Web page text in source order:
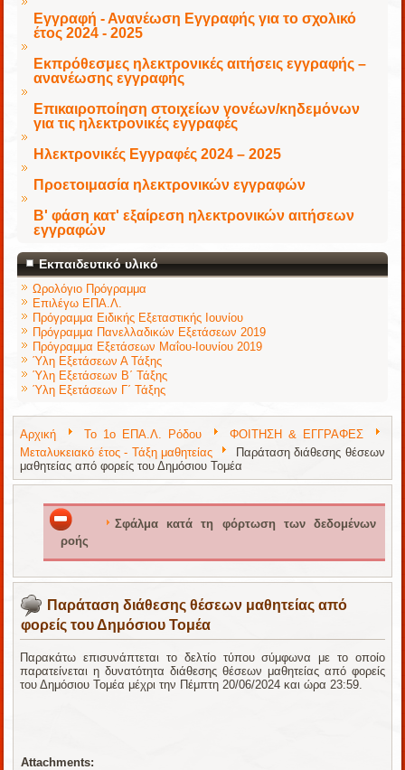
Εγγραφή - Ανανέωση Εγγραφής για το σχολικό
έτος 2024 - 2025
Εκπρόθεσμες ηλεκτρονικές αιτήσεις εγγραφής –
ανανέωσης εγγραφής
Επικαιροποίηση στοιχείων γονέων/κηδεμόνων
για τις ηλεκτρονικές εγγραφές
Ηλεκτρονικές Εγγραφές 2024 – 2025
Προετοιμασία ηλεκτρονικών εγγραφών
Β' φάση κατ' εξαίρεση ηλεκτρονικών αιτήσεων
εγγραφών
Εκπαιδευτικό υλικό
Ωρολόγιο Πρόγραμμα
Επιλέγω ΕΠΑ.Λ.
Πρόγραμμα Ειδικής Εξεταστικής Ιουνίου
Πρόγραμμα Πανελλαδικών Εξετάσεων 2019
Πρόγραμμα Εξετάσεων Μαΐου-Ιουνίου 2019
Ύλη Εξετάσεων Α Τάξης
Ύλη Εξετάσεων Β΄ Τάξης
Ύλη Εξετάσεων Γ΄ Τάξης
Αρχική Το 1ο ΕΠΑ.Λ. Ρόδου
ΦΟΙΤΗΣΗ & ΕΓΓΡΑΦΕΣ
Μεταλυκειακό έτος - Τάξη μαθητείας
Παράταση διάθεσης θέσεων
μαθητείας από φορείς του Δημόσιου Τομέα
Σφάλμα κατά τη φόρτωση των δεδομένων
ροής
Παράταση διάθεσης θέσεων μαθητείας από
φορείς του Δημόσιου Τομέα
Παρακάτω επισυνάπτεται το δελτίο τύπου σύμφωνα με το οποίο
παρατείνεται η δυνατότητα διάθεσης θέσεων μαθητείας από φορείς
του Δημόσιου Τομέα μέχρι την Πέμπτη 20/06/2024 και ώρα 23:59.
Attachments: